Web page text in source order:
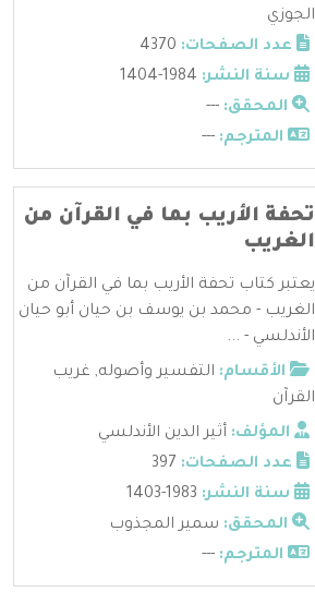
الجوزي
عدد الصفحات:
سنة النشر:
المحقق: ---
المترجم: ---
تحفة الأريب بما في القرآن من
الغريب
يعتبر كتاب تحفة الأريب بما في القرآن من
الغريب - محمد بن يوسف بن حيان أبو حيان
الأندلسي - ...
الأقسام: التفسير وأصوله, غريب
القرآن
المؤلف: أثير الدين الأندلسي
عدد الصفحات:
سنة النشر:
المحقق: سمير المجذوب
المترجم: ---